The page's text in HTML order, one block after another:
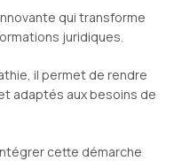
qui transforme
juridiques.
il permet de rendre
adaptés aux besoins de
cette démarche